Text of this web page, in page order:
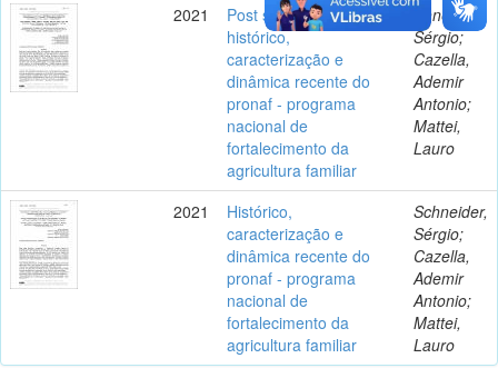
2021
Post scriptum ao artigo
histórico,
caracterização e
dinâmica recente do
pronaf - programa
nacional de
fortalecimento da
agricultura familiar
Shneider,
Sérgio;
Cazella,
Ademir
Antonio;
Mattei,
Lauro
2021
Histórico,
caracterização e
dinâmica recente do
pronaf - programa
nacional de
fortalecimento da
agricultura familiar
Schneider,
Sérgio;
Cazella,
Ademir
Antonio;
Mattei,
Lauro